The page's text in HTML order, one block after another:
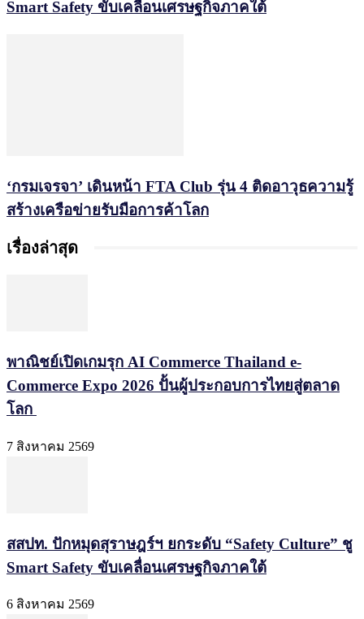
Smart Safety ขับเคลื่อนเศรษฐกิจภาคใต้
‘กรมเจรจา’ เดินหน้า FTA Club รุ่น 4 ติดอาวุธความรู้
สร้างเครือข่ายรับมือการค้าโลก
เรื่องล่าสุด
พาณิชย์เปิดเกมรุก AI Commerce Thailand e-
Commerce Expo 2026 ปั้นผู้ประกอบการไทยสู่ตลาด
โลก
7 สิงหาคม 2569
สสปท. ปักหมุดสุราษฎร์ฯ ยกระดับ “Safety Culture” ชู
Smart Safety ขับเคลื่อนเศรษฐกิจภาคใต้
6 สิงหาคม 2569